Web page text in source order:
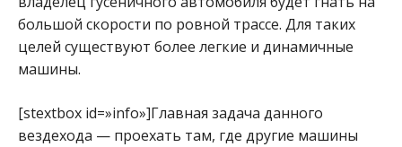
большой скорости по ровной трассе. Для таких
целей существуют более легкие и динамичные
машины.
[stextbox id=»info»]Главная задача данного
вездехода — проехать там, где другие машины